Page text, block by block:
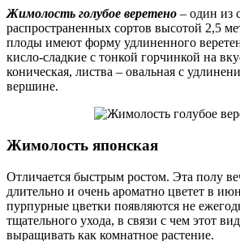
Жимолость голубое веретено – один из
распространенных сортов высотой 2,5
плоды имеют форму удлиненного
кисло-сладкие с тонкой горчинкой на
коническая, листва – овальная с
вершине.
Жимолость японская
Отличается быстрым ростом. Эта полу
длительно и очень ароматно цветет в
пурпурные цветки появляются не
тщательного ухода, в связи с чем этот
выращивать как комнатное растение.